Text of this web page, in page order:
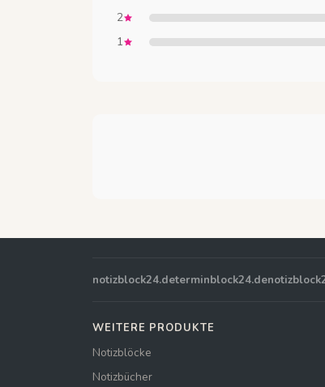
2
1
notizblock24.determinblock24.de
WEITERE PRODUKTE
Notizblöcke
Notizbücher